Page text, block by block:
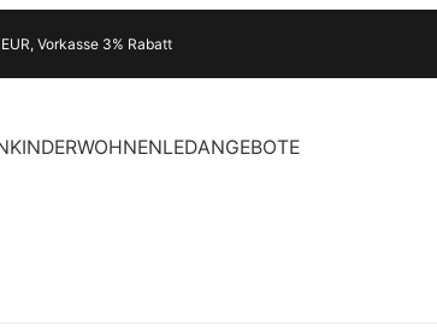
Vorkasse 3% Rabatt
KINDERWOHNENLEDANGEBOTE